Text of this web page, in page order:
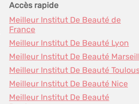
Accès rapide
Meilleur Institut De Beauté de
France
Meilleur Institut De Beauté Lyon
Meilleur Institut De Beauté
Meilleur Institut De Beauté
Meilleur Institut De Beauté Nice
Meilleur Institut De Beauté